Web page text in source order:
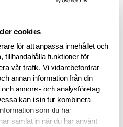
cookies
för att anpassa innehållet och
tillhandahålla funktioner för
vår trafik. Vi vidarebefordrar
annan information från din
annons- och analysföretag
kan i sin tur kombinera
som du har
samlat in när du har använt